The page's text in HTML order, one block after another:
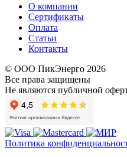
О компании
Сертификаты
Оплата
Статьи
Контакты
© ООО ПикЭнерго 2026
Все права защищены
Не являются публичной
Политика